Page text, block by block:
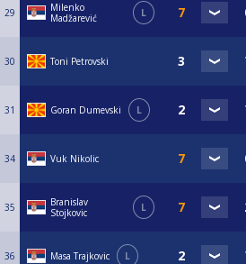
29
Milenko
Madžarević
L
30 Toni Petrovski
31 Goran Dumevski L
34 Vuk Nikolic
35
Branislav
Stojkovic
L
36 Masa Trajkovic L